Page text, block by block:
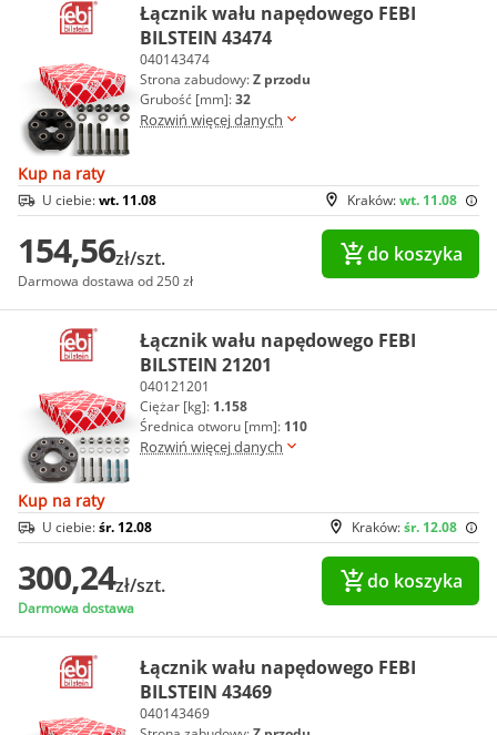
Łącznik wału napędowego FEBI
BILSTEIN 43474
040143474
Strona zabudowy:Z przodu
Grubość [mm]:32
Rozwiń więcej danych
Kup na raty
Kraków:wt. 11.08
U ciebie:wt. 11.08
154,56zł/szt.
Darmowa dostawa od 250 zł
do koszyka
Łącznik wału napędowego FEBI
BILSTEIN 21201
040121201
Ciężar [kg]: 1.158
Średnica otworu [mm]: 110
Rozwiń więcej danych
Kup na raty
Kraków:śr. 12.08
U ciebie:śr. 12.08
300,24zł/szt.
Darmowa dostawa
do koszyka
Łącznik wału napędowego FEBI
BILSTEIN 43469
040143469